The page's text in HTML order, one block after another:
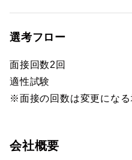
選考フロー
面接回数2回
適性試験
※面接の回数は変更になる
会社概要